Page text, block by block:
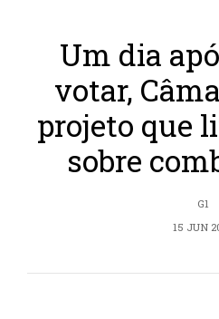
Um dia
votar,
projeto que
sobre
G1
15 JUN